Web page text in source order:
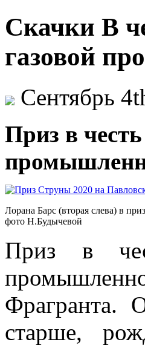
Скачки В
газовой
Сентябрь
Приз в
Лорана Барс (вторая слева) в
фото Н.Будычевой
Приз в
Фрагранта.
старше,